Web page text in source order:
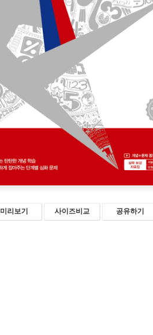
미리보기 사이즈비교 공유하기